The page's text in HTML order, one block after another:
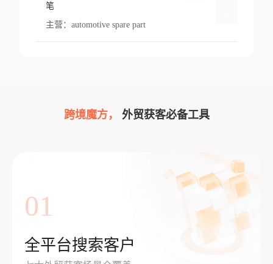
笔
主营： automotive spare part
跨境魔方， 外贸获客必备工具
01
全平台搜索客户